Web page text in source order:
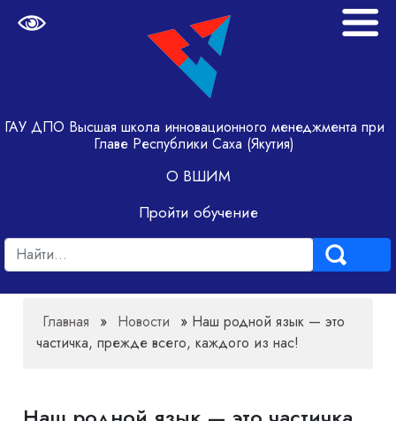
ГАУ ДПО Высшая школа инновационного менеджмента при
Главе Республики Саха (Якутия)
О ВШИМ
Пройти обучение
Главная » Новости » Наш родной язык — это
частичка, прежде всего, каждого из нас!